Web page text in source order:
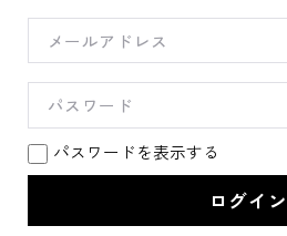
パスワードを表示する